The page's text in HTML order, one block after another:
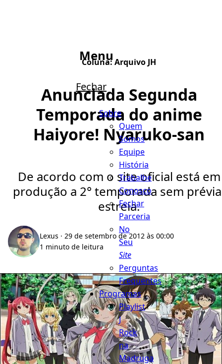
Menu
Fechar
Sobre
Quem
Somos
Equipe
História
Trabalhe
Conosco
Fechar
Parceria
No
Seu
Site
Perguntas
Frequentes
Programas
Playlist
J
Rock
na
Madruga
Coluna:Arquivo JH
Anunciada Segunda
Temporada do anime
Haiyore! Nyaruko-san
De acordo com o site oficial está em
produção a 2° temporada sem
estreia.
Lexus · 29 de setembro de 2012 às 00:00
1 minuto de leitura